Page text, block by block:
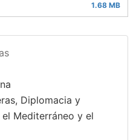
1.68 MB
Diplomacia y
Mediterráneo y el